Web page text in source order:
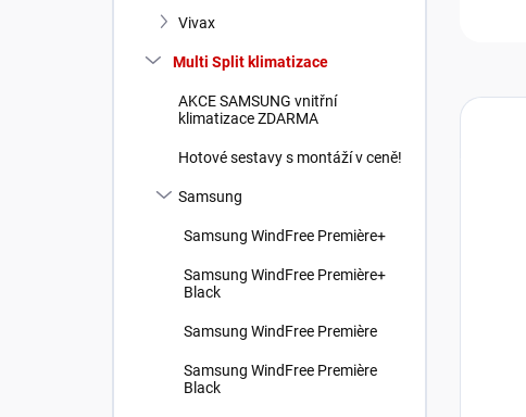
Vivax
Multi Split klimatizace
AKCE SAMSUNG vnitřní
klimatizace ZDARMA
Hotové sestavy s montáží v ceně!
Samsung
Samsung WindFree Première+
Samsung WindFree Première+
Black
Samsung WindFree Première
Samsung WindFree Première
Black